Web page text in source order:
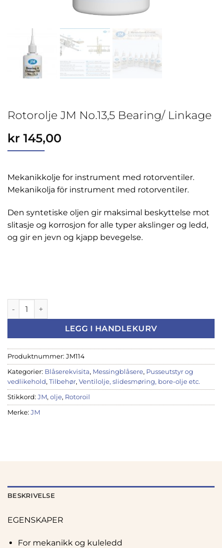
Rotorolje JM No.13,5 Bearing/ Linkage
kr 145,00
Mekanikkolje for instrument med rotorventiler.
Mekanikolja för instrument med rotorventiler.
Den syntetiske oljen gir maksimal beskyttelse mot
slitasje og korrosjon for alle typer akslinger og ledd,
og gir en jevn og kjapp bevegelse.
Rotorolje JM No.13,5 Bearing/ Linkage antall
LEGG I HANDLEKURV
Produktnummer: JM114
Kategorier: Blåserekvisita, Messingblåsere, Pusseutstyr og
vedlikehold, Tilbehør, Ventilolje, slidesmøring, bore-olje etc.
Stikkord: JM, olje, Rotoroil
Merke: JM
BESKRIVELSE
EGENSKAPER
For mekanikk og kuleledd